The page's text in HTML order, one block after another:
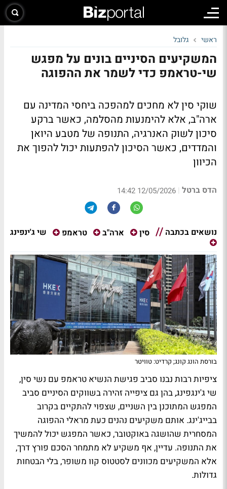
ראשי גלובל
המשקיעים הסיניים בונים על מפגש
שי-טראמפ כדי לשמר את ההפוגה
שוקי סין לא מחכים למהפכה ביחסי המדינה עם
ארה"ב, אלא להימנעות מהסלמה, כאשר ברקע
סיכון לשוק האנרגיה, התנופה של מטבע היואן
והמדדים, כאשר הסיכון להפתעות יכול להפוך את
הכיוון
הדס ברטל |
12/05/2026 14:42
נושאים בכתבה סין ארה"ב טראמפ שי ג'ינפינג
בורסת הונג קונג; קרדיט: טוויטר
ציפיות רבות נבנו סביב פגישת הנשיא טראמפ עם נשי סין,
שי ג'ינגפינג, בהן גם ציפייה זהירה בשווקים הסיניים סביב
המפגש המתוכנן בין השניים, שצפוי להתקיים בקרוב
בבייג'ינג. אותם משקיעים נהנים כעת מראלי ההפוגה
המסחרית שהושגה באוקטובר, כאשר המפגש יכול להמשיך
את התנופה. עדיין, אף משקיע לא מתמחר הסכם פורץ דרך,
אלא המשקיעים מכוונים לסטטוס קוו משופר, בלי הבטחות
גדולות.